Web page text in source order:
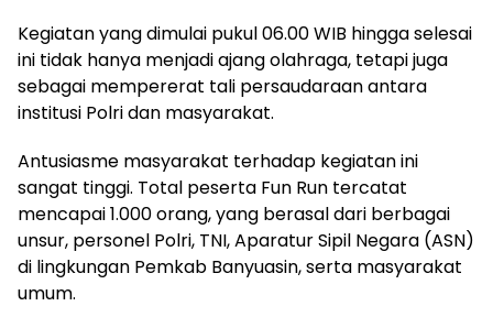
Kegiatan yang dimulai pukul 06.00 WIB hingga selesai
ini tidak hanya menjadi ajang olahraga, tetapi juga
sebagai mempererat tali persaudaraan antara
institusi Polri dan masyarakat.
Antusiasme masyarakat terhadap kegiatan ini
sangat tinggi. Total peserta Fun Run tercatat
mencapai 1.000 orang, yang berasal dari berbagai
unsur, personel Polri, TNI, Aparatur Sipil Negara (ASN)
di lingkungan Pemkab Banyuasin, serta masyarakat
umum.